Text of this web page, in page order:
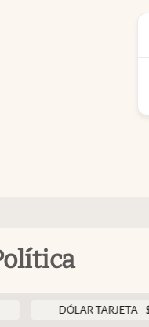
DÓLAR TARJETA $ 1976